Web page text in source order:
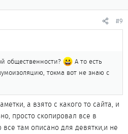
#9
общественности?
А то есть
токма вот не знаю с
а взято с какого то сайта, и
просто скопировал все в
там описано для девятки,и не